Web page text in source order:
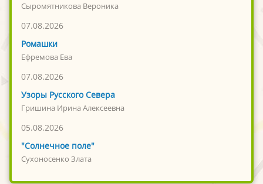
Сыромятникова Вероника
07.08.2026
Ромашки
Ефремова Ева
07.08.2026
Узоры Русского Севера
Гришина Ирина Алексеевна
05.08.2026
"Солнечное поле"
Сухоносенко Злата